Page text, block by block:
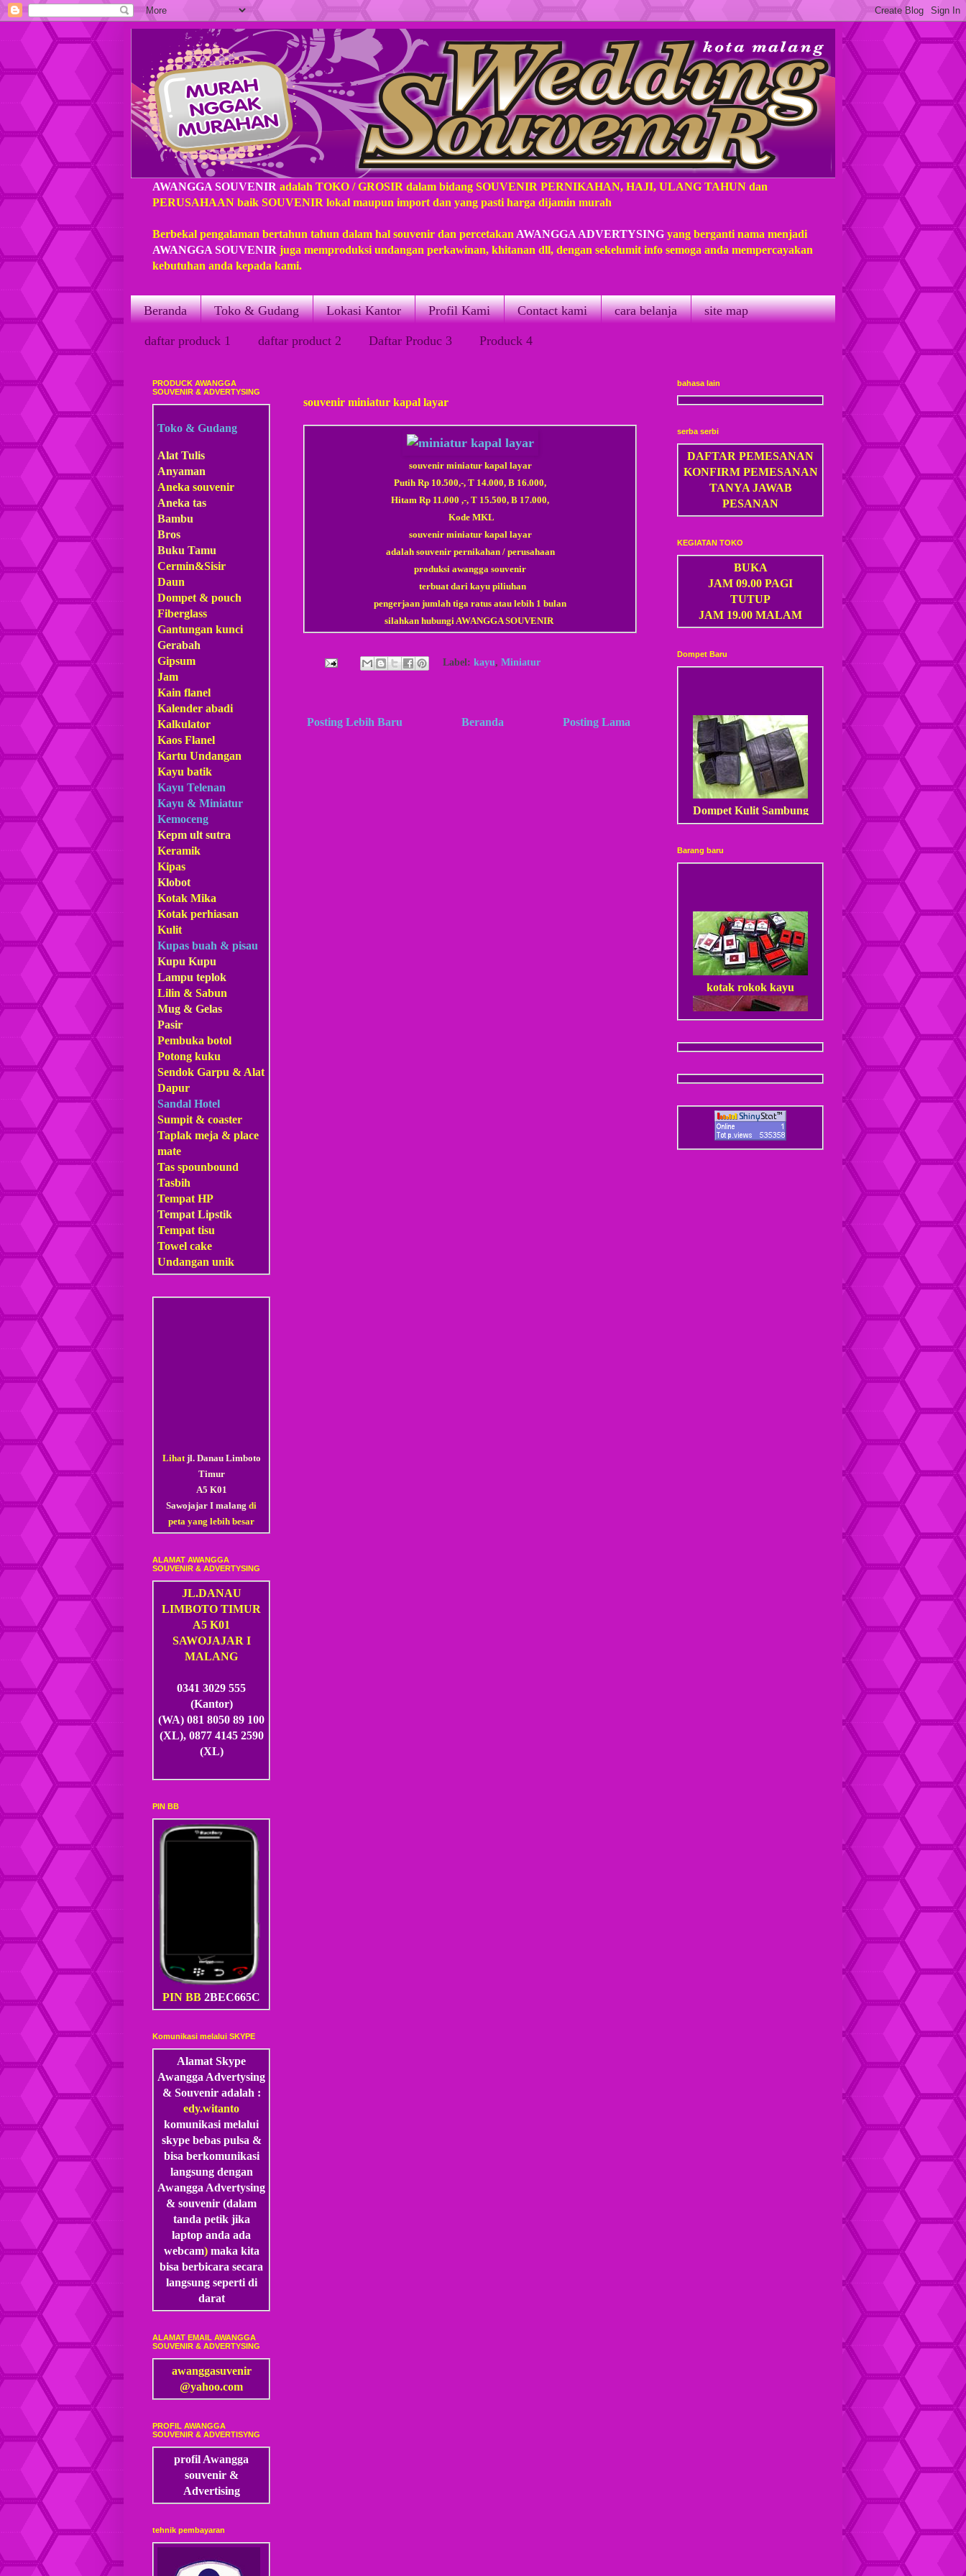
AWANGGA SOUVENIR adalah TOKO / GROSIR dalam bidang SOUVENIR PERNIKAHAN, HAJI, ULANG TAHUN dan
PERUSAHAAN baik SOUVENIR lokal maupun import dan yang pasti harga dijamin murah
Berbekal pengalaman bertahun tahun dalam hal souvenir dan percetakan AWANGGA ADVERTYSING yang berganti nama menjadi
AWANGGA SOUVENIR juga memproduksi undangan perkawinan, khitanan dll, dengan sekelumit info semoga anda mempercayakan
kebutuhan anda kepada kami.
Beranda Toko & Gudang Lokasi Kantor Profil Kami Contact kami cara belanja site map
daftar produck 1 daftar product 2 Daftar Produc 3 Produck 4
souvenir miniatur kapal layar
souvenir miniatur kapal layar
Putih Rp 10.500,-, T 14.000, B 16.000,
Hitam Rp 11.000 ,-, T 15.500, B 17.000,
Kode MKL
souvenir miniatur kapal layar
adalah souvenir pernikahan / perusahaan
produksi awangga souvenir
terbuat dari kayu piliuhan
pengerjaan jumlah tiga ratus atau lebih 1 bulan
silahkan hubungi AWANGGA SOUVENIR
Label: kayu, Miniatur
Posting Lebih Baru Posting Lama
Beranda
PRODUCK AWANGGA
SOUVENIR & ADVERTYSING
Toko & Gudang
Alat Tulis
Anyaman
Aneka souvenir
Aneka tas
Bambu
Bros
Buku Tamu
Cermin&Sisir
Daun
Dompet & pouch
Fiberglass
Gantungan kunci
Gerabah
Gipsum
Jam
Kain flanel
Kalender abadi
Kalkulator
Kaos Flanel
Kartu Undangan
Kayu batik
Kayu Telenan
Kayu & Miniatur
Kemoceng
Kepm ult sutra
Keramik
Kipas
Klobot
Kotak Mika
Kotak perhiasan
Kulit
Kupas buah & pisau
Kupu Kupu
Lampu teplok
Lilin & Sabun
Mug & Gelas
Pasir
Pembuka botol
Potong kuku
Sendok Garpu & Alat
Dapur
Sandal Hotel
Sumpit & coaster
Taplak meja & place
mate
Tas spounbound
Tasbih
Tempat HP
Tempat Lipstik
Tempat tisu
Towel cake
Undangan unik
Lihatjl. Danau Limboto
Timur
A5 K01
Sawojajar I malang di
peta yang lebih besar
ALAMAT AWANGGA
SOUVENIR & ADVERTYSING
JL.DANAU
LIMBOTO TIMUR
A5 K01
SAWOJAJAR I
MALANG
0341 3029 555
(Kantor)
(WA) 081 8050 89 100
(XL), 0877 4145 2590
(XL)
PIN BB
PIN BB 2BEC665C
Komunikasi melalui SKYPE
Alamat Skype
Awangga Advertysing
& Souvenir adalah :
edy.witanto
komunikasi melalui
skype bebas pulsa &
bisa berkomunikasi
langsung dengan
Awangga Advertysing
& souvenir (dalam
tanda petik jika
laptop anda ada
webcam) maka kita
bisa berbicara secara
langsung seperti di
darat
ALAMAT EMAIL AWANGGA
SOUVENIR & ADVERTYSING
awanggasuvenir
@yahoo.com
PROFIL AWANGGA
SOUVENIR & ADVERTISYNG
profil Awangga
souvenir &
Advertising
tehnik pembayaran
bahasa lain
serba serbi
DAFTAR PEMESANAN
KONFIRM PEMESANAN
TANYA JAWAB
PESANAN
KEGIATAN TOKO
BUKA
JAM 09.00 PAGI
TUTUP
JAM 19.00 MALAM
Dompet Baru
Dompet Kulit Sambung
Kancing
Dompet Kulit Pria Jantan
Dompet kulit Cewek
Barang baru
kotak rokok kayu
Kulit